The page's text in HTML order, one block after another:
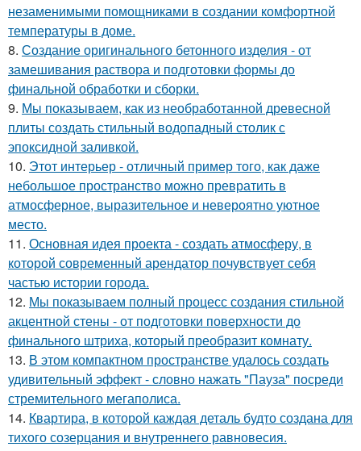
незаменимыми помощниками в создании комфортной
температуры в доме.
8. Создание оригинального бетонного изделия - от
замешивания раствора и подготовки формы до
финальной обработки и сборки.
9. Мы показываем, как из необработанной древесной
плиты создать стильный водопадный столик с
эпоксидной заливкой.
10. Этот интерьер - отличный пример того, как даже
небольшое пространство можно превратить в
атмосферное, выразительное и невероятно уютное
место.
11. Основная идея проекта - создать атмосферу, в
которой современный арендатор почувствует себя
частью истории города.
12. Мы показываем полный процесс создания стильной
акцентной стены - от подготовки поверхности до
финального штриха, который преобразит комнату.
13. В этом компактном пространстве удалось создать
удивительный эффект - словно нажать "Пауза" посреди
стремительного мегаполиса.
14. Квартира, в которой каждая деталь будто создана для
тихого созерцания и внутреннего равновесия.